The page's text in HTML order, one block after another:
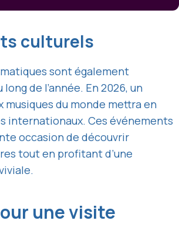
culturels
sont également
de l’année. En 2026, un
musiques du monde mettra en
internationaux. Ces événements
occasion de découvrir
tout en profitant d’une
une visite